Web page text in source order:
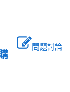
問題討論